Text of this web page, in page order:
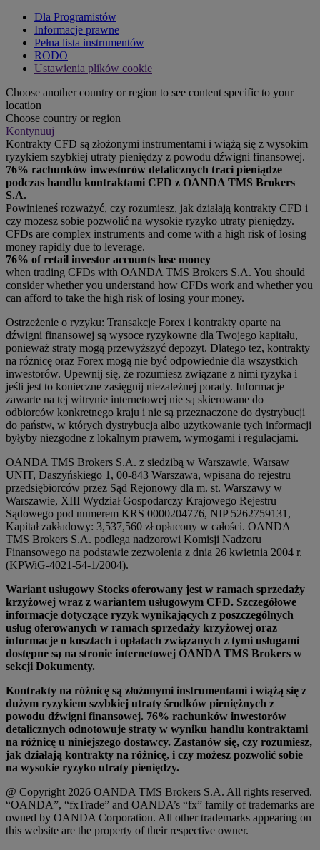
Dla Programistów
Informacje prawne
Pełna lista instrumentów
RODO
Ustawienia plików cookie
Choose another country or region to see content specific to your
location
Choose country or region
Kontynuuj
Kontrakty CFD są złożonymi instrumentami i wiążą się z wysokim
ryzykiem szybkiej utraty pieniędzy z powodu dźwigni finansowej.
76% rachunków inwestorów detalicznych traci pieniądze
podczas handlu kontraktami CFD z OANDA TMS Brokers
S.A.
Powinieneś rozważyć, czy rozumiesz, jak działają kontrakty CFD i
czy możesz sobie pozwolić na wysokie ryzyko utraty pieniędzy.
CFDs are complex instruments and come with a high risk of losing
money rapidly due to leverage.
76% of retail investor accounts lose money
when trading CFDs with OANDA TMS Brokers S.A. You should
consider whether you understand how CFDs work and whether you
can afford to take the high risk of losing your money.
Ostrzeżenie o ryzyku: Transakcje Forex i kontrakty oparte na
dźwigni finansowej są wysoce ryzykowne dla Twojego kapitału,
ponieważ straty mogą przewyższyć depozyt. Dlatego też, kontrakty
na różnicę oraz Forex mogą nie być odpowiednie dla wszystkich
inwestorów. Upewnij się, że rozumiesz związane z nimi ryzyka i
jeśli jest to konieczne zasięgnij niezależnej porady. Informacje
zawarte na tej witrynie internetowej nie są skierowane do
odbiorców konkretnego kraju i nie są przeznaczone do dystrybucji
do państw, w których dystrybucja albo użytkowanie tych informacji
byłyby niezgodne z lokalnym prawem, wymogami i regulacjami.
OANDA TMS Brokers S.A. z siedzibą w Warszawie, Warsaw
UNIT, Daszyńskiego 1, 00-843 Warszawa, wpisana do rejestru
przedsiębiorców przez Sąd Rejonowy dla m. st. Warszawy w
Warszawie, XIII Wydział Gospodarczy Krajowego Rejestru
Sądowego pod numerem KRS 0000204776, NIP 5262759131,
Kapitał zakładowy: 3,537,560 zł opłacony w całości. OANDA
TMS Brokers S.A. podlega nadzorowi Komisji Nadzoru
Finansowego na podstawie zezwolenia z dnia 26 kwietnia 2004 r.
(KPWiG-4021-54-1/2004).
Wariant usługowy Stocks oferowany jest w ramach sprzedaży
krzyżowej wraz z wariantem usługowym CFD. Szczegółowe
informacje dotyczące ryzyk wynikających z poszczególnych
usług oferowanych w ramach sprzedaży krzyżowej oraz
informacje o kosztach i opłatach związanych z tymi usługami
dostępne są na stronie internetowej OANDA TMS Brokers w
sekcji Dokumenty.
Kontrakty na różnicę są złożonymi instrumentami i wiążą się z
dużym ryzykiem szybkiej utraty środków pieniężnych z
powodu dźwigni finansowej. 76% rachunków inwestorów
detalicznych odnotowuje straty w wyniku handlu kontraktami
na różnicę u niniejszego dostawcy. Zastanów się, czy rozumiesz,
jak działają kontrakty na różnicę, i czy możesz pozwolić sobie
na wysokie ryzyko utraty pieniędzy.
@ Copyright 2026 OANDA TMS Brokers S.A. All rights reserved.
“OANDA”, “fxTrade” and OANDA’s “fx” family of trademarks are
owned by OANDA Corporation. All other trademarks appearing on
this website are the property of their respective owner.